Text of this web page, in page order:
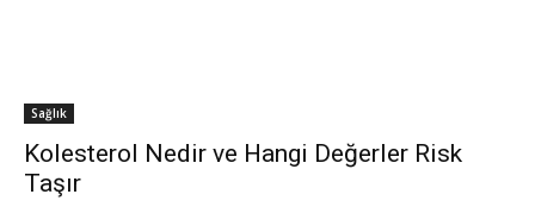
Sağlık
Kolesterol Nedir ve Hangi Değerler Risk
Taşır